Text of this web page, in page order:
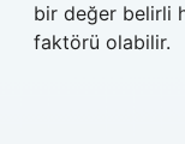
bir değer belirli
faktörü olabilir.